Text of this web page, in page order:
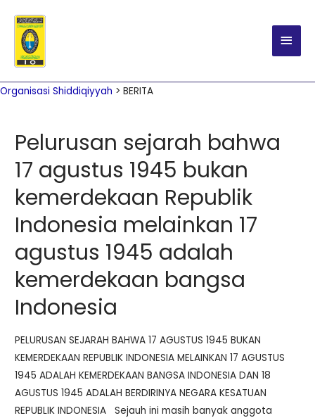
Main
Organisasi Shiddiqiyyah > BERITA
Pelurusan sejarah bahwa
17 agustus 1945 bukan
kemerdekaan Republik
Indonesia melainkan 17
agustus 1945 adalah
kemerdekaan bangsa
Indonesia
PELURUSAN SEJARAH BAHWA 17 AGUSTUS 1945 BUKAN
KEMERDEKAAN REPUBLIK INDONESIA MELAINKAN 17 AGUSTUS
1945 ADALAH KEMERDEKAAN BANGSA INDONESIA DAN 18
AGUSTUS 1945 ADALAH BERDIRINYA NEGARA KESATUAN
REPUBLIK INDONESIA Sejauh ini masih banyak anggota